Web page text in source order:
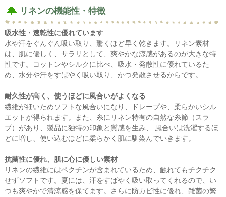
リネンの機能性・特徴
吸水性・速乾性に優れています
水や汗をぐんぐん吸い取り、驚くほど早く乾きます。リネン素材
は、肌に優しく、サラリとして、爽やかな涼感があるのが大きな特
性です。コットンやシルクに比べ、吸水・発散性に優れているた
め、水分や汗をすばやく吸い取り、かつ発散させるからです。
耐久性が高く、使うほどに風合いがよくなる
繊維が細いためソフトな風合いになり、ドレープや、柔らかいシル
エットが得られます。また、糸にリネン特有の自然な糸節（スラ
ブ）があり、製品に独特の印象と質感を生み、 風合いは洗濯するほ
どに増し、使い込むほどに柔らかく肌に馴染んでいきます。
抗菌性に優れ、肌に心に優しい素材
リネンの繊維にはペクチンが含まれているため、触れてもチクチク
せずソフトです。夏には、汗をすばやく吸い取ってくれるので、い
つも爽やかで清涼感を保てます。さらに防カビ性に優れ、雑菌の繁